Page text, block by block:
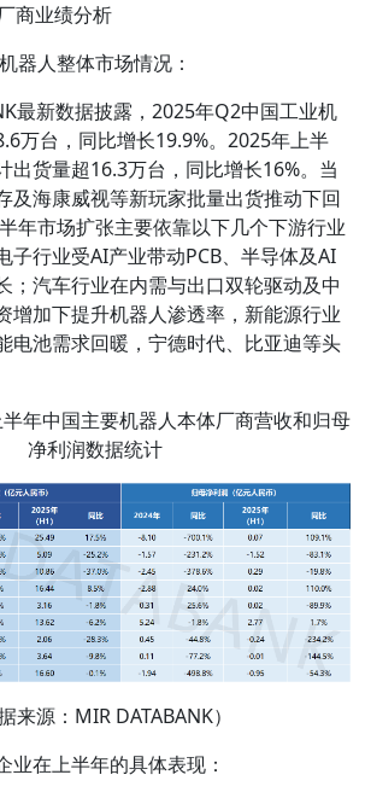
商业绩分析
器人整体市场情况：
最新数据披露，2025年Q2中国工业机
万台，同比增长19.9%。2025年上半
出货量超16.3万台，同比增长16%。当
及海康威视等新玩家批量出货推动下回
年市场扩张主要依靠以下几个下游行业
子行业受AI产业带动PCB、半导体及AI
；汽车行业在内需与出口双轮驱动及中
增加下提升机器人渗透率，新能源行业
电池需求回暖，宁德时代、比亚迪等头
年中国主要机器人本体厂商营收和归母
净利润数据统计
据来源：MIR DATABANK）
业在上半年的具体表现：